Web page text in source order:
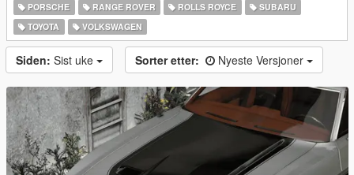
PORSCHE
RANGE ROVER ROLLS ROYCE
SUBARU
TOYOTA
VOLKSWAGEN
Siden: Sist uke Sorter etter: Nyeste Versjoner